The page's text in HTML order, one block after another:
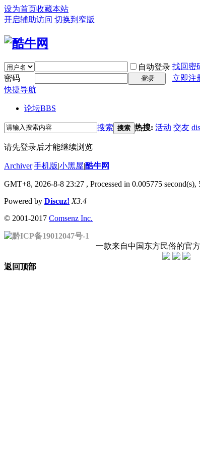
设为首页收藏本站
开启辅助访问 切换到窄版
自动登录 找回密
密码
登录
立即注
快捷导航
论坛BBS
搜索 搜索 热搜: 活动 交友
请先登录后才能继续浏览
Archiver|手机版|小黑屋|酷牛网
GMT+8, 2026-8-8 23:27 , Processed in 0.005775 second(s),
Powered by Discuz! X3.4
© 2001-2017 Comsenz Inc.
黔ICP备19012047号-1
一款来自中国东方民俗的官
返回顶部